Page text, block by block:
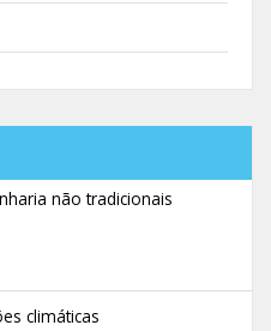
não tradicionais
climáticas